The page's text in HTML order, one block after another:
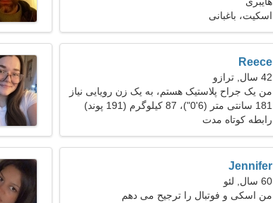
اسکیت، باغبانی
Reece
42 سال, ترازو
من یک جراح پلاستیک هستم، به یک زن رویایی نیاز
دارم
181 سانتی متر (6'0")، 87 کیلوگرم (191 پوند)
رابطه کوتاه مدت
Jennifer
60 سال, لئو
من اسکی و فوتبال را ترجیح می دهم